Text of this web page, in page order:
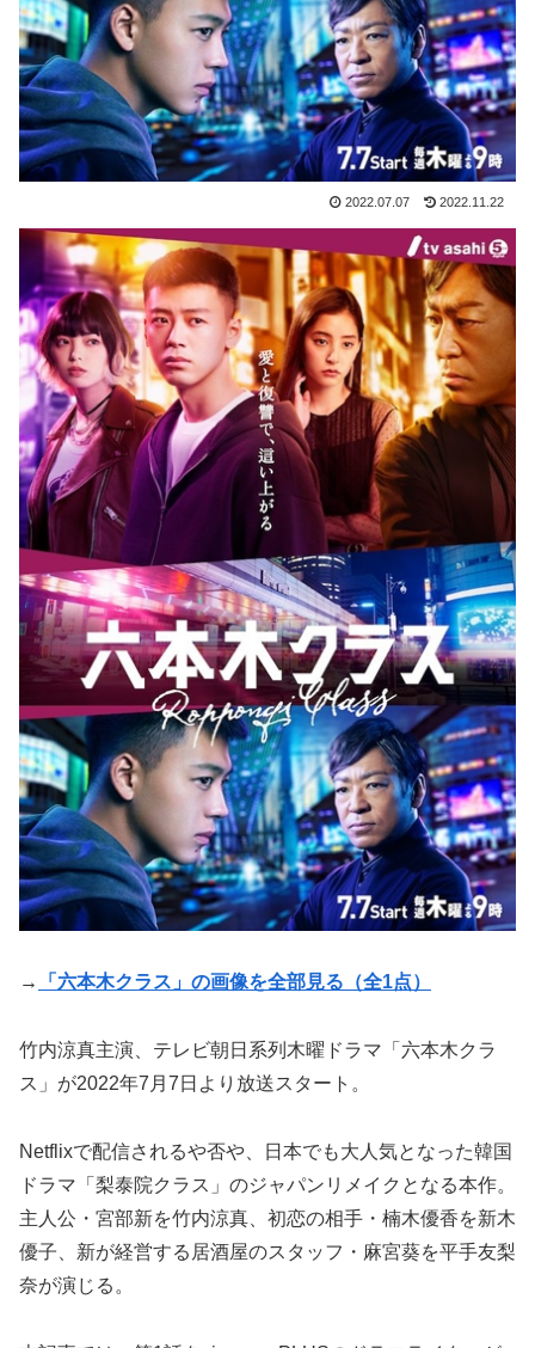
2022.07.07 2022.11.22
→ 「六本木クラス」の画像を全部見る（全1点）
竹内涼真主演、テレビ朝日系列木曜ドラマ「六本木クラ
ス」が2022年7月7日より放送スタート。
Netflixで配信されるや否や、日本でも大人気となった韓国
ドラマ「梨泰院クラス」のジャパンリメイクとなる本作。
主人公・宮部新を竹内涼真、初恋の相手・楠木優香を新木
優子、新が経営する居酒屋のスタッフ・麻宮葵を平手友梨
奈が演じる。